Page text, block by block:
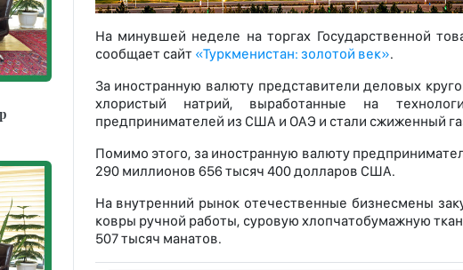
На минувшей неделе на торгах Государственной
сообщает сайт «Туркменистан: золотой век».
За иностранную валюту представители деловых
хлористый натрий, выработанные на
предпринимателей из США и ОАЭ и стали сжиженный
Помимо этого, за иностранную валюту
290 миллионов 656 тысяч 400 долларов США.
На внутренний рынок отечественные бизнесмены
ковры ручной работы, суровую хлопчатобумажную
507 тысяч манатов.